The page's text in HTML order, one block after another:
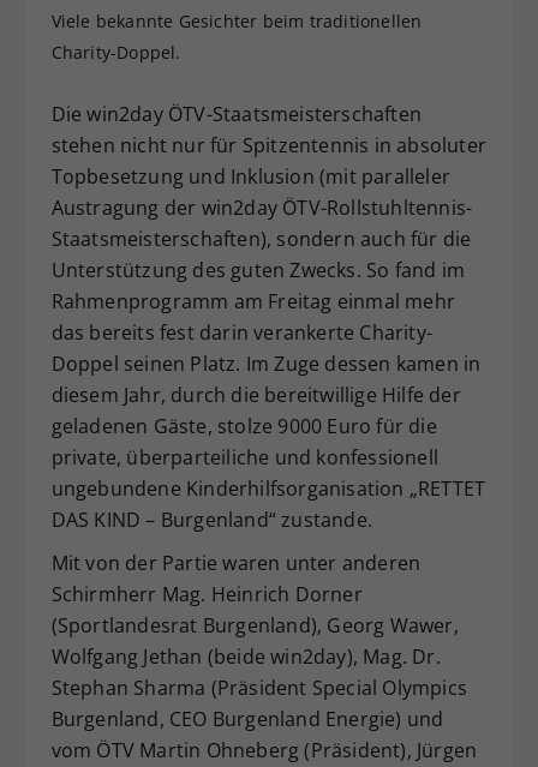
Viele bekannte Gesichter beim traditionellen
Charity-Doppel.
Die win2day ÖTV-Staatsmeisterschaften
stehen nicht nur für Spitzentennis in absoluter
Topbesetzung und Inklusion (mit paralleler
Austragung der win2day ÖTV-Rollstuhltennis-
Staatsmeisterschaften), sondern auch für die
Unterstützung des guten Zwecks. So fand im
Rahmenprogramm am Freitag einmal mehr
das bereits fest darin verankerte Charity-
Doppel seinen Platz. Im Zuge dessen kamen in
diesem Jahr, durch die bereitwillige Hilfe der
geladenen Gäste, stolze 9000 Euro für die
private, überparteiliche und konfessionell
ungebundene Kinderhilfsorganisation „RETTET
DAS KIND – Burgenland“ zustande.
Mit von der Partie waren unter anderen
Schirmherr Mag. Heinrich Dorner
(Sportlandesrat Burgenland), Georg Wawer,
Wolfgang Jethan (beide win2day), Mag. Dr.
Stephan Sharma (Präsident Special Olympics
Burgenland, CEO Burgenland Energie) und
vom ÖTV Martin Ohneberg (Präsident), Jürgen
Zweck
Dieser Wert speichert Ihre Consent-
Einstellungen. Unter anderem eine
historische Speicherung Ihrer
vorgenommen Einstellungen, falls der
Webseiten-Betreiber dies eingestellt
hat.